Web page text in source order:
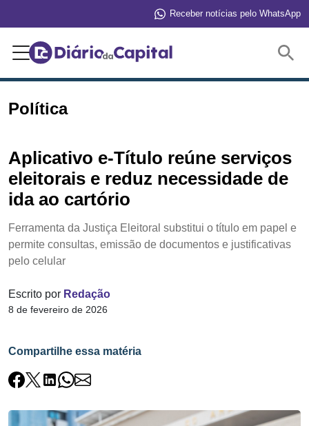
Receber notícias pelo WhatsApp
Política
Aplicativo e-Título reúne serviços
eleitorais e reduz necessidade de
ida ao cartório
Ferramenta da Justiça Eleitoral substitui o título em papel e
permite consultas, emissão de documentos e justificativas
pelo celular
Escrito por Redação
8 de fevereiro de 2026
Compartilhe essa matéria